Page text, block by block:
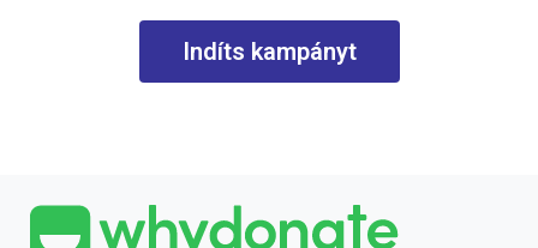
Indíts kampányt